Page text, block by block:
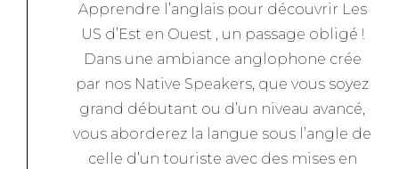
Apprendre l’anglais pour découvrir Les
US d’Est en Ouest , un passage obligé !
Dans une ambiance anglophone crée
par nos Native Speakers, que vous soyez
grand débutant ou d’un niveau avancé,
vous aborderez la langue sous l’angle de
celle d’un touriste avec des mises en